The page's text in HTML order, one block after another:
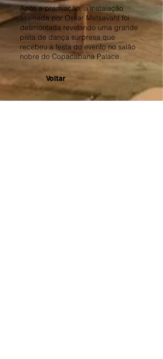
Após a premiação, a instalação
assinada por Oskar Metsavaht foi
desmontada revelando uma grande
pista de dança surpresa que
recebeu a festa do evento no salão
nobre do Copacabana Palace.
Voltar